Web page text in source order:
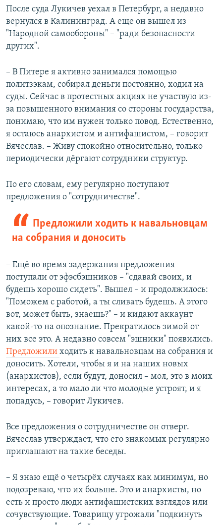
После суда Лукичев уехал в Петербург, а недавно
вернулся в Калининград. А еще он вышел из
"Народной самообороны" – "ради безопасности
других".
– В Питере я активно занимался помощью
политзэкам, собирал деньги постоянно, ходил на
суды. Сейчас в протестных акциях не участвую из-
за повышенного внимания со стороны государства,
понимаю, что им нужен только повод. Естественно,
я остаюсь анархистом и антифашистом, – говорит
Вячеслав. – Живу спокойно относительно, только
периодически дёргают сотрудники структур.
По его словам, ему регулярно поступают
предложения о "сотрудничестве".
Предложили ходить к навальновцам
на собрания и доносить
– Ещё во время задержания предложения
поступали от эфэсбэшников – "сдавай своих, и
будешь хорошо сидеть". Вышел – и продолжилось:
"Поможем с работой, а ты сливать будешь. А этого
вот, может быть, знаешь?" – и кидают аккаунт
какой-то на опознание. Прекратилось зимой от
них все это. А недавно совсем "эшники" появились.
Предложили ходить к навальновцам на собрания и
доносить. Хотели, чтобы я и на наших новых
(анархистов), если будут, доносил – мол, это в моих
интересах, а то мало ли что молодые устроят, и я
попадусь, – говорит Лукичев.
Все предложения о сотрудничестве он отверг.
Вячеслав утверждает, что его знакомых регулярно
приглашают на такие беседы.
– Я знаю ещё о четырёх случаях как минимум, но
подозреваю, что их больше. Это и анархисты, но
есть и просто люди антифашистских взглядов или
сочувствующие. Товарищу угрожали "подкинуть